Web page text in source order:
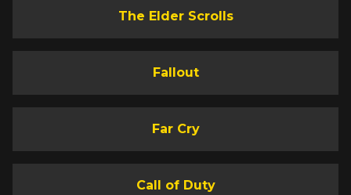
The Elder Scrolls
Fallout
Far Cry
Call of Duty